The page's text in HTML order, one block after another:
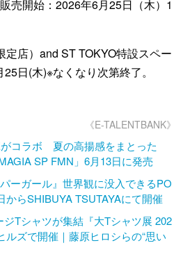
売開始：2026年6月25日（木）1
定店）and ST TOKYO特設スペー
日(木)※なくなり次第終了。
《E-TALENTBANK》
コラボ 夏の高揚感をまとった
SP FMN」6月13日に発売
ーガール』世界観に没入できるPO
からSHIBUYA TSUTAYAにて開催
Tシャツが集結『大Tシャツ展 202
ルズで開催｜藤原ヒロシらの“思い